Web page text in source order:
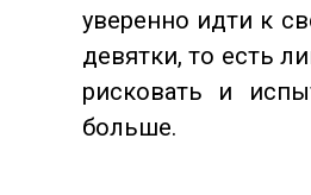
уверенно идти к
девятки, то есть
рисковать и
больше.